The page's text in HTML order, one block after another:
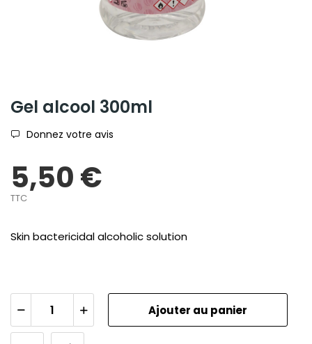
Gel alcool 300ml
Donnez votre avis
5,50 €
TTC
Skin bactericidal alcoholic solution
Ajouter au panier